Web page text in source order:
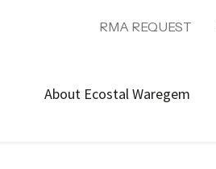
RMA REQUEST
About Ecostal Waregem